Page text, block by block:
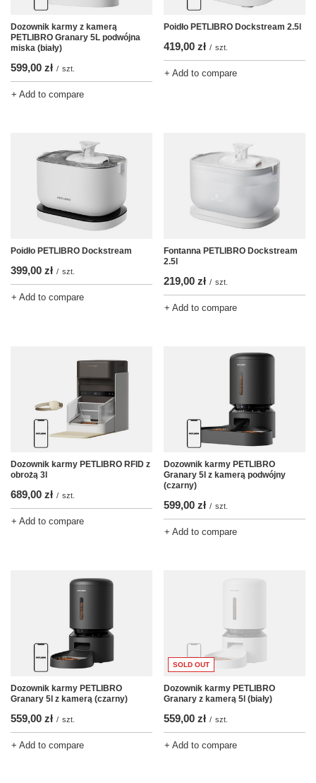
Dozownik karmy z kamerą
PETLIBRO Granary 5L podwójna
miska (biały)
599,00 zł / szt.
+ Add to compare
Poidło PETLIBRO Dockstream 2.5l
419,00 zł / szt.
+ Add to compare
Poidło PETLIBRO Dockstream
399,00 zł / szt.
+ Add to compare
Fontanna PETLIBRO Dockstream
2.5l
219,00 zł / szt.
+ Add to compare
Dozownik karmy PETLIBRO RFID z
obrożą 3l
689,00 zł / szt.
+ Add to compare
Dozownik karmy PETLIBRO
Granary 5l z kamerą podwójny
(czarny)
599,00 zł / szt.
+ Add to compare
Dozownik karmy PETLIBRO
Granary 5l z kamerą (czarny)
559,00 zł / szt.
+ Add to compare
SOLD OUT
Dozownik karmy PETLIBRO
Granary z kamerą 5l (biały)
559,00 zł / szt.
+ Add to compare